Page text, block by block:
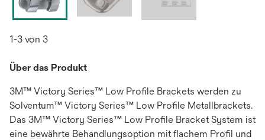
1-3 von 3
Über das Produkt
3M™ Victory Series™ Low Profile Brackets werden zu
Solventum™ Victory Series™ Low Profile Metallbrackets.
Das 3M™ Victory Series™ Low Profile Bracket System ist
eine bewährte Behandlungsoption mit flachem Profil und